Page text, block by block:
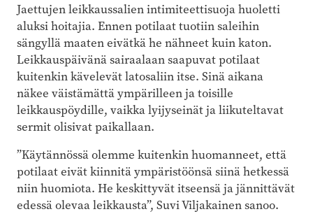
Jaettujen leikkaussalien intimiteettisuoja huoletti
aluksi hoitajia. Ennen potilaat tuotiin saleihin
sängyllä maaten eivätkä he nähneet kuin katon.
Leikkauspäivänä sairaalaan saapuvat potilaat
kuitenkin kävelevät latosaliin itse. Sinä aikana
näkee väistämättä ympärilleen ja toisille
leikkauspöydille, vaikka lyijyseinät ja liikuteltavat
sermit olisivat paikallaan.
”Käytännössä olemme kuitenkin huomanneet, että
potilaat eivät kiinnitä ympäristöönsä siinä hetkessä
niin huomiota. He keskittyvät itseensä ja jännittävät
edessä olevaa leikkausta”, Suvi Viljakainen sanoo.